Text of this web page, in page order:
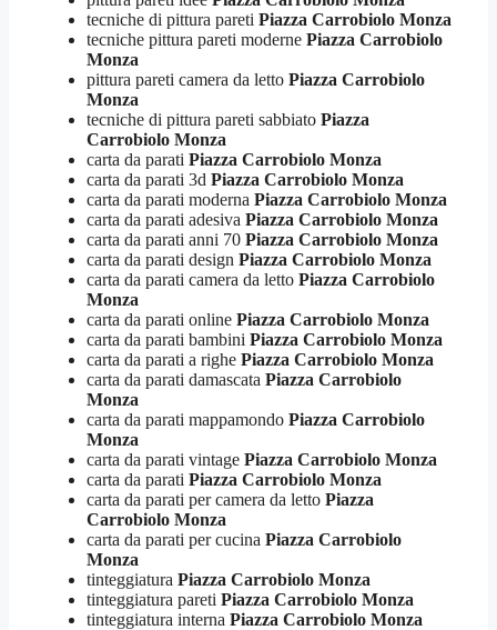
tecniche di pittura pareti Piazza Carrobiolo Monza
tecniche pittura pareti moderne Piazza Carrobiolo
Monza
pittura pareti camera da letto Piazza Carrobiolo
Monza
tecniche di pittura pareti sabbiato Piazza
Carrobiolo Monza
carta da parati Piazza Carrobiolo Monza
carta da parati 3d Piazza Carrobiolo Monza
carta da parati moderna Piazza Carrobiolo Monza
carta da parati adesiva Piazza Carrobiolo Monza
carta da parati anni 70 Piazza Carrobiolo Monza
carta da parati design Piazza Carrobiolo Monza
carta da parati camera da letto Piazza Carrobiolo
Monza
carta da parati online Piazza Carrobiolo Monza
carta da parati bambini Piazza Carrobiolo Monza
carta da parati a righe Piazza Carrobiolo Monza
carta da parati damascata Piazza Carrobiolo
Monza
carta da parati mappamondo Piazza Carrobiolo
Monza
carta da parati vintage Piazza Carrobiolo Monza
carta da parati Piazza Carrobiolo Monza
carta da parati per camera da letto Piazza
Carrobiolo Monza
carta da parati per cucina Piazza Carrobiolo
Monza
tinteggiatura Piazza Carrobiolo Monza
tinteggiatura pareti Piazza Carrobiolo Monza
tinteggiatura interna Piazza Carrobiolo Monza